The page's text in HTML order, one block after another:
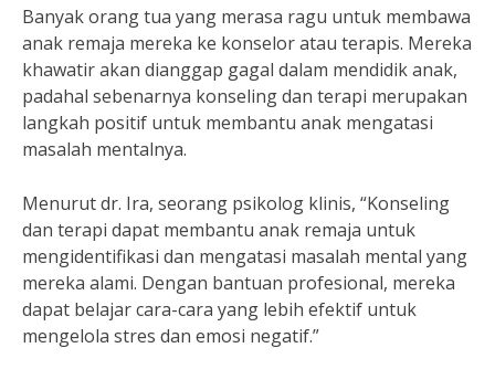
Banyak orang tua yang merasa ragu untuk membawa
anak remaja mereka ke konselor atau terapis. Mereka
khawatir akan dianggap gagal dalam mendidik anak,
padahal sebenarnya konseling dan terapi merupakan
langkah positif untuk membantu anak mengatasi
masalah mentalnya.
Menurut dr. Ira, seorang psikolog klinis, “Konseling
dan terapi dapat membantu anak remaja untuk
mengidentifikasi dan mengatasi masalah mental yang
mereka alami. Dengan bantuan profesional, mereka
dapat belajar cara-cara yang lebih efektif untuk
mengelola stres dan emosi negatif.”